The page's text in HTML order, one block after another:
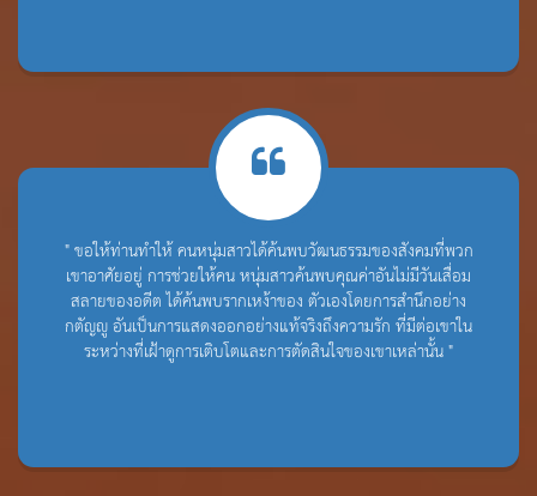
" ขอให้ท่านทำให้ คนหนุ่มสาวได้ค้นพบวัฒนธรรมของสังคมที่พวก
เขาอาศัยอยู่ การช่วยให้คน หนุ่มสาวค้นพบคุณค่าอันไม่มีวันเสื่อม
สลายของอดีต ได้ค้นพบรากเหง้าของ ตัวเองโดยการสำนึกอย่าง
กตัญญู อันเป็นการแสดงออกอย่างแท้จริงถึงความรัก ที่มีต่อเขาใน
ระหว่างที่เฝ้าดูการเติบโตและการตัดสินใจของเขาเหล่านั้น "